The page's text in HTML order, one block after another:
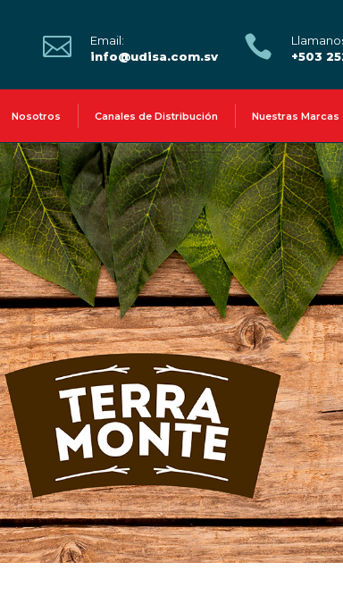

Email:
info@udisa.com.sv

+503
Nosotros Canales de Distribución Nuestras Marcas